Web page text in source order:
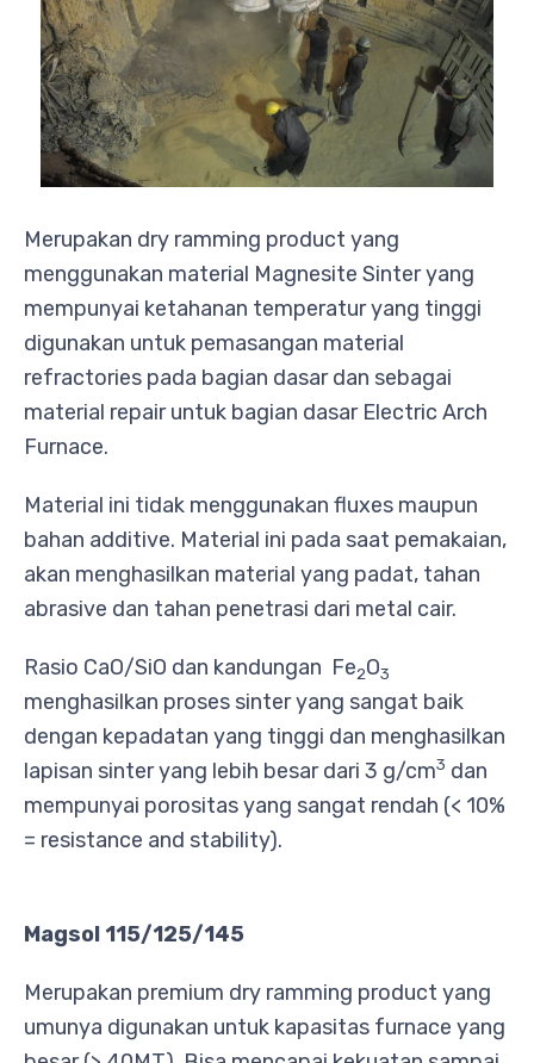
Merupakan dry ramming product yang
menggunakan material Magnesite Sinter yang
mempunyai ketahanan temperatur yang tinggi
digunakan untuk pemasangan material
refractories pada bagian dasar dan sebagai
material repair untuk bagian dasar Electric Arch
Furnace.
Material ini tidak menggunakan fluxes maupun
bahan additive. Material ini pada saat pemakaian,
akan menghasilkan material yang padat, tahan
abrasive dan tahan penetrasi dari metal cair.
Rasio CaO/SiO dan kandungan Fe2O3
menghasilkan proses sinter yang sangat baik
dengan kepadatan yang tinggi dan menghasilkan
lapisan sinter yang lebih besar dari 3 g/cm3 dan
mempunyai porositas yang sangat rendah (< 10%
= resistance and stability).
Magsol 115/125/145
Merupakan premium dry ramming product yang
umunya digunakan untuk kapasitas furnace yang